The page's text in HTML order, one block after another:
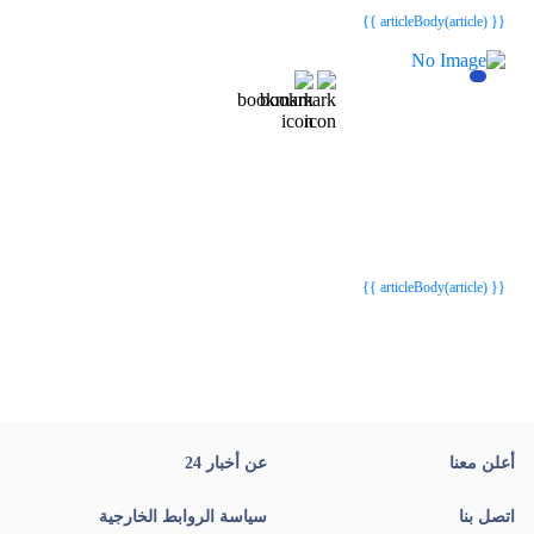
{{ articleBody(article) }}
{{ articleBody(article) }}
أعلن معنا عن أخبار 24
اتصل بنا سياسة الروابط الخارجية